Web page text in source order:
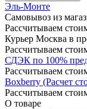
Эль-Монте
Самовывоз из
Рассчитываем
Курьер Москва в
Рассчитываем
СДЭК по 100%
Рассчитываем
Boxberry (Расчет
Рассчитываем
О товаре